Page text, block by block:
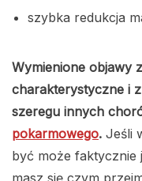
szybka redukcja
Wymienione objawy
charakterystyczne i
szeregu innych
pokarmowego. Jeśli
być może faktycznie
masz się czym